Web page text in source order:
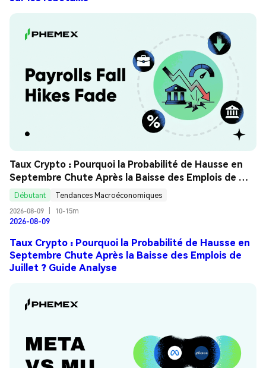
Taux Crypto : Pourquoi la Probabilité de Hausse en
Septembre Chute Après la Baisse des Emplois de
Juillet ? Guide Analyse
Débutant
Tendances Macroéconomiques
2026-08-09
10-15m
2026-08-09
Taux Crypto : Pourquoi la Probabilité de Hausse en
Septembre Chute Après la Baisse des Emplois de
Juillet ? Guide Analyse